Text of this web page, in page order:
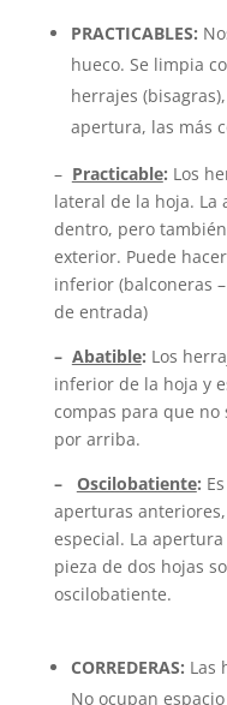
PRACTICABLES:
hueco. Se limpia
herrajes
apertura, las más
– Practicable: Los
lateral de la hoja. La
dentro, pero
exterior. Puede
inferior (balconeras
de entrada)
– Abatible: Los
inferior de la hoja y
compas para que no
por arriba.
– Oscilobatiente:
aperturas
especial. La
pieza de dos hojas
oscilobatiente.
CORREDERAS: Las
No ocupan